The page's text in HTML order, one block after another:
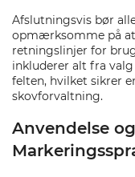
Afslutningsvis bør
opmærksomme på
retningslinjer for
inkluderer alt fra
felten, hvilket sikrer
skovforvaltning.
Anvendelse